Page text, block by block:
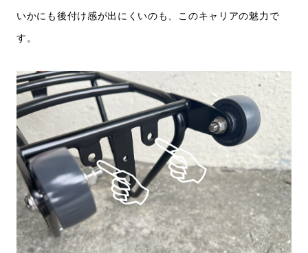
いかにも後付け感が出にくいのも、このキャリアの魅力で
す。